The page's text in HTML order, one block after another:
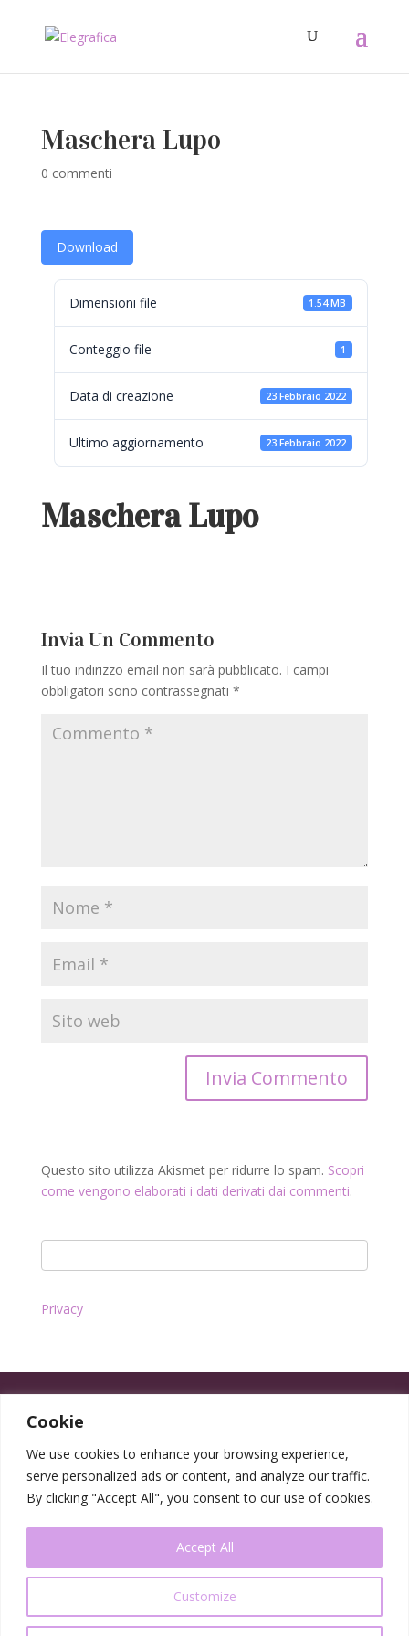
Cookie
We use cookies to enhance your browsing experience,
serve personalized ads or content, and analyze our traffic.
By clicking "Accept All", you consent to our use of cookies.
Customize
Accept All
Maschera Lupo
0 commenti
Download
Dimensioni file 1.54 MB
Conteggio file 1
Data di creazione 23 Febbraio 2022
Ultimo aggiornamento 23 Febbraio 2022
Maschera Lupo
Invia Un Commento
Il tuo indirizzo email non sarà pubblicato. I campi
obbligatori sono contrassegnati *
Questo sito utilizza Akismet per ridurre lo spam. Scopri
come vengono elaborati i dati derivati dai commenti.
Privacy